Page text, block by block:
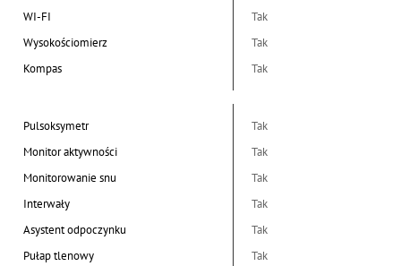
WI-FI
Tak
Wysokościomierz
Tak
Kompas
Tak
Pulsoksymetr
Tak
Monitor aktywności
Tak
Monitorowanie snu
Tak
Interwały
Tak
Asystent odpoczynku
Tak
Pułap tlenowy
Tak